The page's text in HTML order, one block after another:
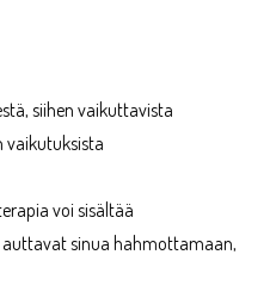
siihen vaikuttavista
vaikutuksista
voi sisältää
sinua hahmottamaan,